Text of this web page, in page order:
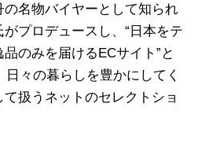
の名物バイヤーとして知られ
プロデュースし、“日本をテ
のみを届けるECサイト”と
日々の暮らしを豊かにしてく
扱うネットのセレクトショ